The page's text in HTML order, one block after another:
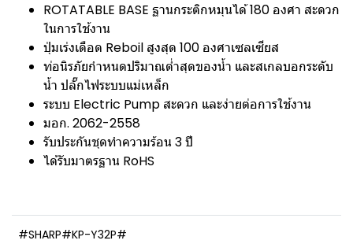
ROTATABLE BASE ฐานกระติกหมุนได้ 180 องศา สะดวก
ในการใช้งาน
ปุ่มเร่งเดือด Reboil สูงสุด 100 องศาเซลเซียส
ท่อนิรภัยกำหนดปริมาณต่ำสุดของน้ำ และสเกลบอกระดับ
น้ำ ปลั๊กไฟระบบแม่เหล็ก
ระบบ Electric Pump สะดวก และง่ายต่อการใช้งาน
มอก. 2062-2558
รับประกันชุดทำความร้อน 3 ปี
ได้รับมาตรฐาน RoHS
#SHARP#KP-Y32P#